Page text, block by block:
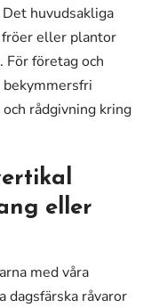
huvudsakliga
eller plantor
För företag och
rådgivning kring
eller
med våra
dagsfärska råvaror